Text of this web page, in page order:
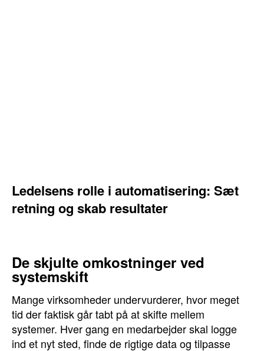
Ledelsens rolle i automatisering: Sæt
retning og skab resultater
De skjulte omkostninger ved
systemskift
Mange virksomheder undervurderer, hvor meget
tid der faktisk går tabt på at skifte mellem
systemer. Hver gang en medarbejder skal logge
ind et nyt sted, finde de rigtige data og tilpasse